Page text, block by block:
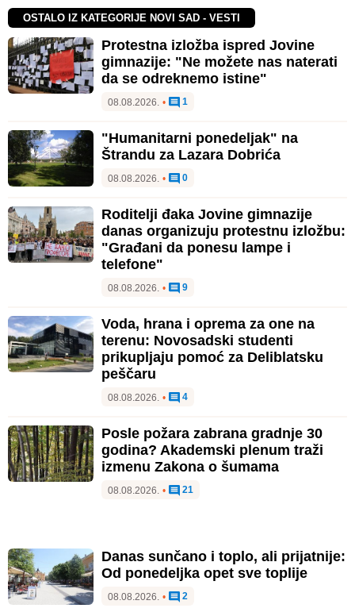
OSTALO IZ KATEGORIJE NOVI SAD - VESTI
Protestna izložba ispred Jovine
gimnazije: "Ne možete nas naterati
da se odreknemo istine"
08.08.2026. • 1
"Humanitarni ponedeljak" na
Štrandu za Lazara Dobrića
08.08.2026. • 0
Roditelji đaka Jovine gimnazije
danas organizuju protestnu izložbu:
"Građani da ponesu lampe i
telefone"
08.08.2026. • 9
Voda, hrana i oprema za one na
terenu: Novosadski studenti
prikupljaju pomoć za Deliblatsku
peščaru
08.08.2026. • 4
Posle požara zabrana gradnje 30
godina? Akademski plenum traži
izmenu Zakona o šumama
08.08.2026. • 21
Danas sunčano i toplo, ali prijatnije:
Od ponedeljka opet sve toplije
08.08.2026. • 2